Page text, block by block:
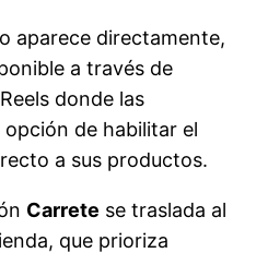
aparece directamente,
a través de
donde las
de habilitar el
a sus productos.
Carrete se traslada al
que prioriza